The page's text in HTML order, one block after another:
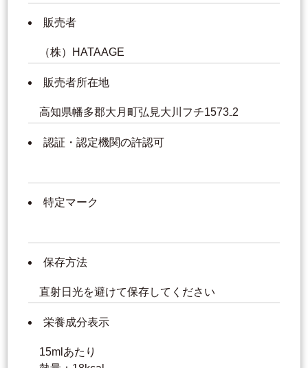
販売者
（株）HATAAGE
販売者所在地
高知県幡多郡大月町弘見大川フチ1573₋2
認証・認定機関の許認可
特定マーク
保存方法
直射日光を避けて保存してください
栄養成分表示
15mlあたり